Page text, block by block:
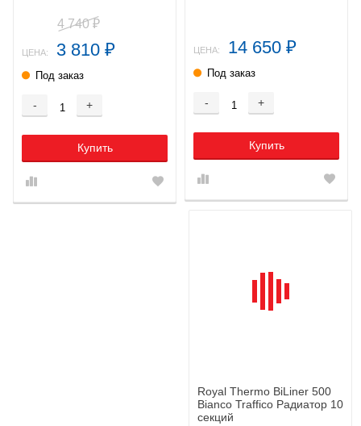
4 740₽
ЦЕНА: 3 810 ₽
Под заказ
- +
Купить
ЦЕНА: 14 650 ₽
Под заказ
- +
Купить
Royal Thermo BiLiner 500
Bianco Traffico Радиатор 10
секций